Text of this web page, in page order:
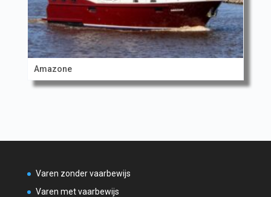
Amazone
Varen zonder vaarbewijs
Varen met vaarbewijs